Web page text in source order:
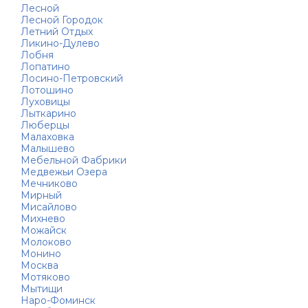
Лесной
Лесной Городок
Летний Отдых
Ликино-Дулево
Лобня
Лопатино
Лосино-Петровский
Лотошино
Луховицы
Лыткарино
Люберцы
Малаховка
Малышево
Мебельной Фабрики
Медвежьи Озера
Мечниково
Мирный
Мисайлово
Михнево
Можайск
Молоково
Монино
Москва
Мотяково
Мытищи
Наро-Фоминск